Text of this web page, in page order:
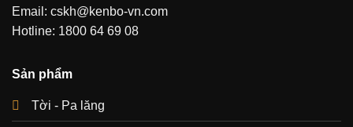
Email: cskh@kenbo-vn.com
Hotline: 1800 64 69 08
Sản phẩm
Tời - Pa lăng